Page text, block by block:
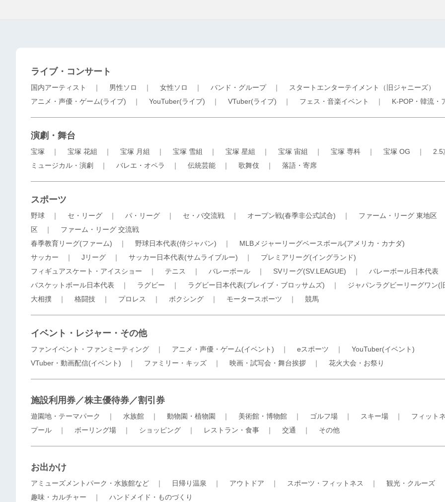
ライブ・コンサート
国内アーティスト ｜ 男性ソロ ｜ 女性ソロ ｜ バンド・グループ｜ スタートエンターテイメント（旧ジャニーズ）
アニメ・声優・ゲーム(ライブ) ｜ YouTuber(ライブ) ｜ VTuber(ライブ) ｜ フェス・音楽イベント ｜ K-POP・韓流・
演劇・舞台
宝塚 ｜ 宝塚 花組 ｜ 宝塚 月組 ｜ 宝塚 雪組 ｜ 宝塚 星組 ｜ 宝塚 宙組 ｜ 宝塚 専科 ｜ 宝塚 OG ｜ 2.5
ミュージカル・演劇
｜ バレエ・オペラ ｜ 伝統芸能 ｜ 歌舞伎 ｜ 落語・寄席
スポーツ
野球 ｜ セ・リーグ ｜ パ・リーグ ｜ セ・パ交流戦 ｜ オープン戦(春季非公式試合) ｜ ファーム・リーグ 東地区
区 ｜ ファーム・リーグ 交流戦
春季教育リーグ(ファーム) ｜ 野球日本代表(侍ジャパン) ｜ MLBメジャーリーグベースボール(アメリカ・カナダ)
サッカー ｜ Jリーグ ｜ サッカー日本代表(サムライブルー) ｜ プレミアリーグ(イングランド)
フィギュアスケート・アイスショー ｜ テニス ｜ バレーボール ｜ SVリーグ(SV.LEAGUE) ｜ バレーボール日本代表
バスケットボール日本代表 ｜ ラグビー ｜ ラグビー日本代表(ブレイブ・ブロッサムズ) ｜ ジャパンラグビーリーグワン(
大相撲 ｜ 格闘技 ｜ プロレス ｜ ボクシング ｜ モータースポーツ ｜ 競馬
イベント・レジャー・その他
ファンイベント・ファンミーティング ｜ アニメ・声優・ゲーム(イベント) ｜ eスポーツ ｜ YouTuber(イベント)
VTuber・動画配信(イベント) ｜ ファミリー・キッズ ｜ 映画・試写会・舞台挨拶 ｜ 花火大会・お祭り
施設利用券／株主優待券／割引券
遊園地・テーマパーク ｜ 水族館 ｜ 動物園・植物園 ｜ 美術館・博物館 ｜ ゴルフ場 ｜ スキー場 ｜ フィット
プール ｜ ボーリング場 ｜ ショッピング ｜ レストラン・食事 ｜ 交通 ｜ その他
お出かけ
アミューズメントパーク・水族館など ｜ 日帰り温泉 ｜ アウトドア ｜ スポーツ・フィットネス ｜ 観光・クルーズ
趣味・カルチャー ｜ ハンドメイド・ものづくり